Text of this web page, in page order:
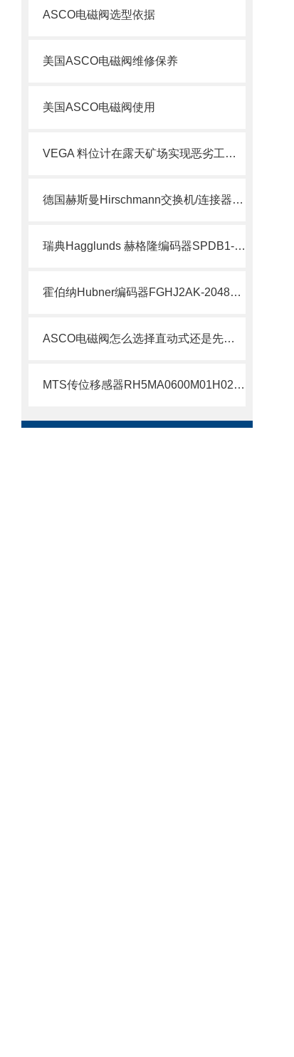
ASCO电磁阀选型依据
美国ASCO电磁阀维修保养
美国ASCO电磁阀使用
VEGA 料位计在露天矿场实现恶劣工况下的精准测量
德国赫斯曼Hirschmann交换机/连接器介绍
瑞典Hagglunds 赫格隆编码器SPDB1-1000-BT介绍
霍伯纳Hubner编码器FGHJ2AK-2048G-90G-NG/16K介绍
ASCO电磁阀怎么选择直动式还是先导式？
MTS传位移感器RH5MA0600M01H021S1011G8现货支持